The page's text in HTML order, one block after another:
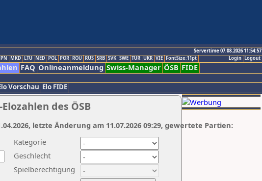
Servertime 07.08.2026 11:54:57
Logout
Login
MKD LTU NED POL POR ROU RUS SRB SVK SWE TUR UKR VIE FontSize:11pt
FAQ Onlineanmeldung Swiss-Manager ÖSB FIDE
Vorschau Elo FIDE
des ÖSB
Kategorie
Geschlecht
Spielberechtigung
letzte Änderung am 11.07.2026 09:29, gewertete Partien: